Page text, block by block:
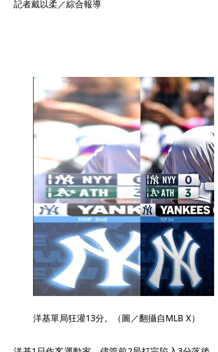
記者戴以柔／綜合報導
洋基單局狂灌13分。（圖／翻攝自MLB X）